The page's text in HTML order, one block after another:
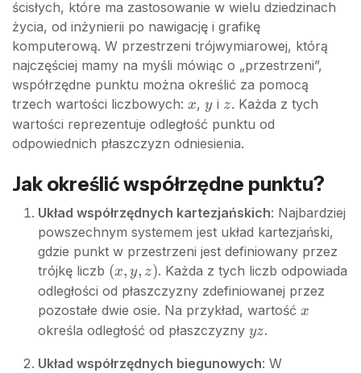
ścisłych, które ma zastosowanie w wielu dziedzinach
życia, od inżynierii po nawigację i grafikę
komputerową. W przestrzeni trójwymiarowej, którą
najczęściej mamy na myśli mówiąc o „przestrzeni”,
współrzędne punktu można określić za pomocą
trzech wartości liczbowych: x
x, y
yi z
z. Każda z tych
wartości reprezentuje odległość punktu od
odpowiednich płaszczyzn odniesienia.
Jak określić współrzędne punktu?
Układ współrzędnych kartezjańskich: Najbardziej
powszechnym systemem jest układ kartezjański,
gdzie punkt w przestrzeni jest definiowany przez
trójkę liczb (x,
y,
z)
(x, y, z). Każda z tych liczb odpowiada
odległości od płaszczyzny zdefiniowanej przez
pozostałe dwie osie. Na przykład, wartość x
x
określa odległość od płaszczyzny yz
yz.
Układ współrzędnych biegunowych: W